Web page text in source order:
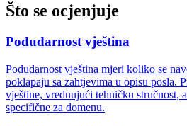
Što se ocjenjuje
Podudarnost vještina
Podudarnost vještina mjeri koliko se
poklapaju sa zahtjevima u opisu posla.
vještine, vrednujući tehničku stručnost,
specifične za domenu.